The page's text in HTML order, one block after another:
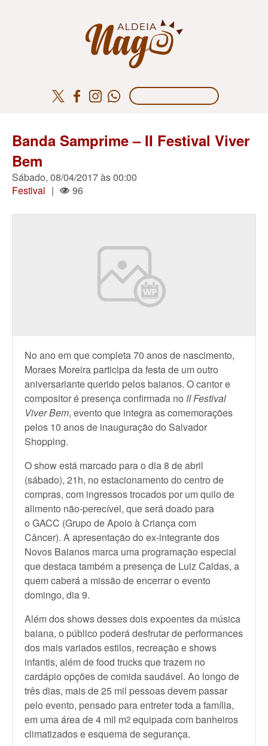
Banda Samprime – II Festival Viver
Bem
Sábado, 08/04/2017 às 00:00
Festival | 96
No ano em que completa 70 anos de nascimento,
Moraes Moreira participa da festa de um outro
aniversariante querido pelos baianos. O cantor e
compositor é presença confirmada no II Festival
Viver Bem, evento que integra as comemorações
pelos 10 anos de inauguração do Salvador
Shopping.
O show está marcado para o dia 8 de abril
(sábado), 21h, no estacionamento do centro de
compras, com ingressos trocados por um quilo de
alimento não-perecível, que será doado para
o GACC (Grupo de Apoio à Criança com
Câncer). A apresentação do ex-integrante dos
Novos Baianos marca uma programação especial
que destaca também a presença de Luiz Caldas, a
quem caberá a missão de encerrar o evento
domingo, dia 9.
Além dos shows desses dois expoentes da música
baiana, o público poderá desfrutar de performances
dos mais variados estilos, recreação e shows
infantis, além de food trucks que trazem no
cardápio opções de comida saudável. Ao longo de
três dias, mais de 25 mil pessoas devem passar
pelo evento, pensado para entreter toda a família,
em uma área de 4 mil m2 equipada com banheiros
climatizados e esquema de segurança.